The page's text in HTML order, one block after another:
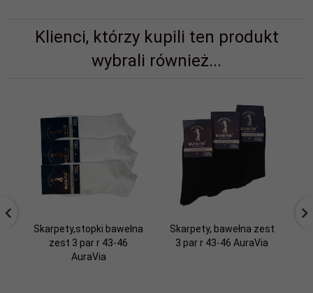
Klienci, którzy kupili ten produkt
wybrali również...
Skarpety,stopki bawełna
zest 3 par r 43-46
AuraVia
Skarpety, bawełna zest
3 par r 43-46 AuraVia